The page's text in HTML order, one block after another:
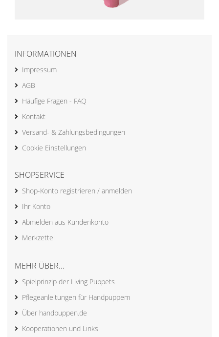
INFORMATIONEN
Impressum
AGB
Häufige Fragen - FAQ
Kontakt
Versand- & Zahlungsbedingungen
Cookie Einstellungen
SHOPSERVICE
Shop-Konto registrieren / anmelden
Ihr Konto
Abmelden aus Kundenkonto
Merkzettel
MEHR ÜBER...
Spielprinzip der Living Puppets
Pflegeanleitungen für Handpuppem
Über handpuppen.de
Kooperationen und Links